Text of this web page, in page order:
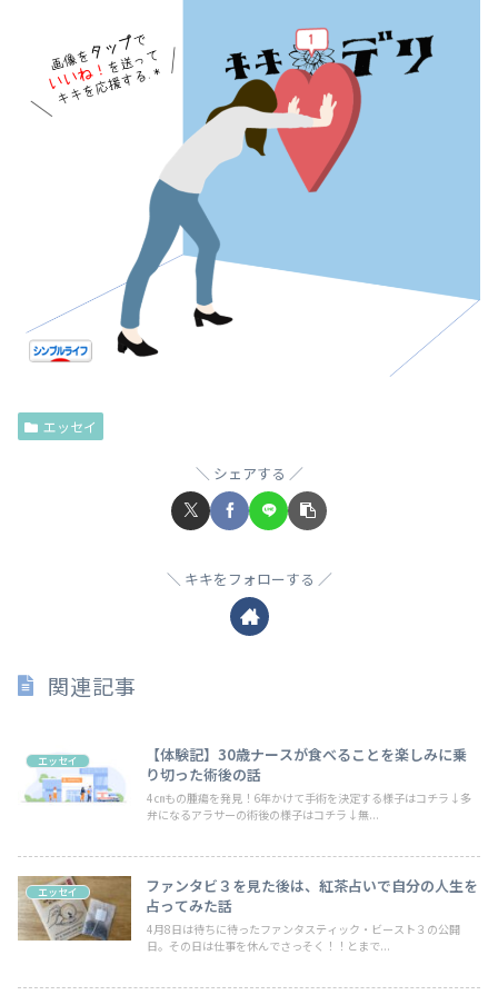
エッセイ
シェアする
キキをフォローする
関連記事
エッセイ
【体験記】30歳ナースが食べることを楽しみに乗
り切った術後の話
4㎝もの腫瘍を発見！6年かけて手術を決定する様子はコチラ↓多
弁になるアラサーの術後の様子はコチラ↓無...
エッセイ
ファンタビ３を見た後は、紅茶占いで自分の人生を
占ってみた話
4月8日は待ちに待ったファンタスティック・ビースト３の公開
日。その日は仕事を休んでさっそく！！とまで...